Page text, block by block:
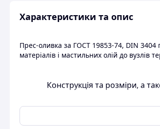
Характеристики та опис
Прес-оливка за ГОСТ 19853-74, DIN
матеріалів і мастильних олій до вузлів
Конструкція та розміри, а